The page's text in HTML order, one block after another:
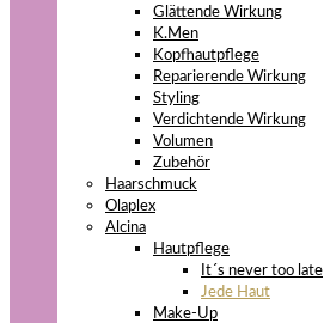
Glättende Wirkung
K.Men
Kopfhautpflege
Reparierende Wirkung
Styling
Verdichtende Wirkung
Volumen
Zubehör
Haarschmuck
Olaplex
Alcina
Hautpflege
It´s never too late
Jede Haut
Make-Up